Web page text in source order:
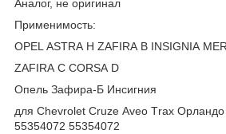
Aнaлог, нe оpигинал
Применимость:
ОРЕL АSТRА Н ZАFIRА В INSIGNIА
ZАFIRА С СОRSА D
Опель Зафира-Б Инсигния
для Сhеvrоlеt Сruzе Аvео Тrах Орландо
55354072 55354072